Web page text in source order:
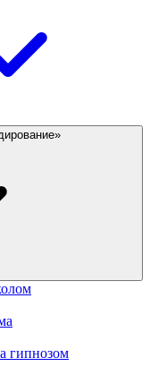
гипнозом